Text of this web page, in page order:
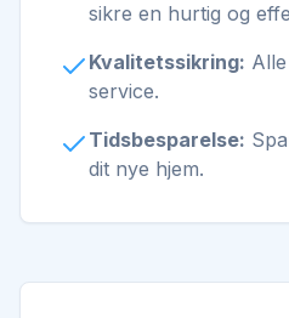
sikre en hurtig og
Kvalitetssikring:
service.
Tidsbesparelse:
dit nye hjem.